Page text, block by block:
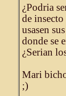
¿Podria
de
usasen
donde se
¿Serian
Mari
;)